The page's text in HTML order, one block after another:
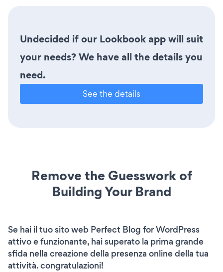
Undecided if our Lookbook app will suit
your needs? We have all the details you
need.
See the details
Remove the Guesswork of
Building Your Brand
Se hai il tuo sito web Perfect Blog for WordPress
attivo e funzionante, hai superato la prima grande
sfida nella creazione della presenza online della tua
attività. congratulazioni!